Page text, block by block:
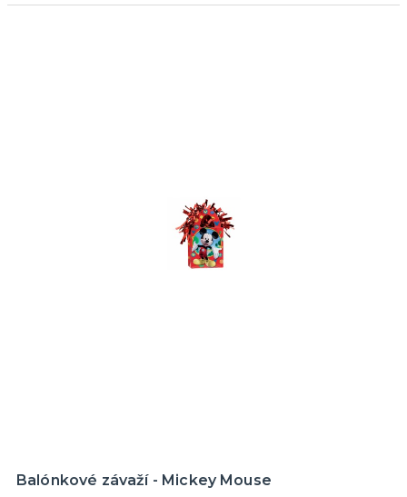
Balónkové závaží - Mickey Mouse